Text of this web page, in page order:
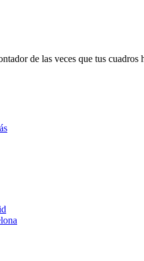
de las veces que tus cuadros